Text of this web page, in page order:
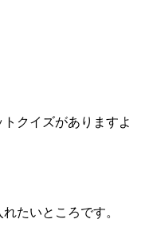
クイズがありますよ
たいところです。